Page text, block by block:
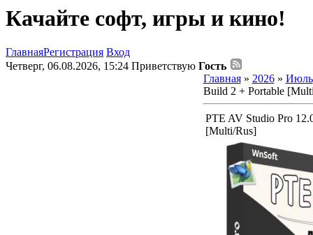
Качайте софт, игры и кино!
ГлавнаяРегистрация Вход
Четверг, 06.08.2026, 15:24 Приветствую Гость
Главная» 2026 » Июль
Build 2 + Portable
PTE AV Studio Pro
[Multi/Rus]